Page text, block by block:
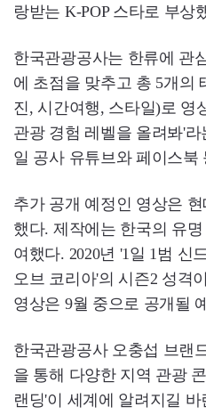
랑받는 K-POP 스타로 부상
한국관광공사는 한류에 관
에 초점을 맞추고 총 5개의
진, 시간여행, 스타일)로 영
관광 경험 레벨을 올려봐'
일 공사 유튜브와 페이스북
추가 공개 예정인 영상은
했다. 제작에는 한국의 유
여했다. 2020년 '1일 1범 신
오브 코리아'의 시즌2 성격
영상은 9월 중으로 공개될
한국관광공사 오충섭 브랜
을 통해 다양한 지역 관광
랜딩'이 세계에 알려지길